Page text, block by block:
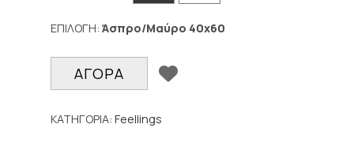
ΕΠΙΛΟΓΗ: Άσπρο/Μαύρο 40x60
ΑΓΟΡΑ
ΚΑΤΗΓΟΡΙΑ: Feellings